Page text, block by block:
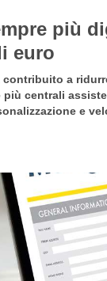
più
euro
contribuito a
più centrali
e